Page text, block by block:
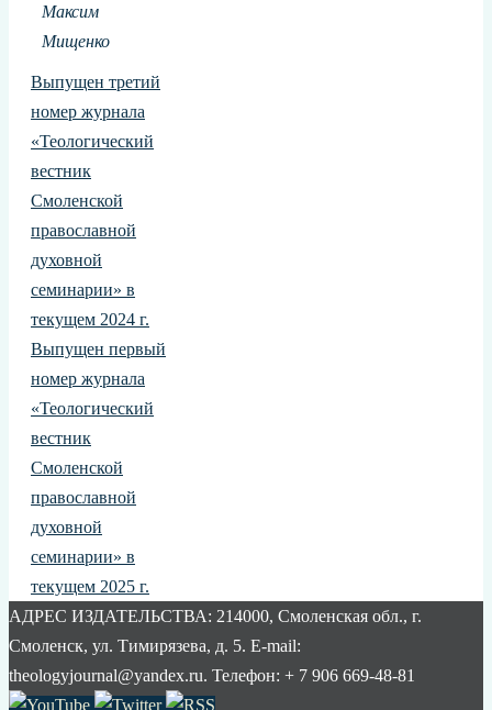
Максим
Мищенко
Выпущен третий
номер журнала
«Теологический
вестник
Смоленской
православной
духовной
семинарии» в
текущем 2024 г.
Выпущен первый
номер журнала
«Теологический
вестник
Смоленской
православной
духовной
семинарии» в
текущем 2025 г.
АДРЕС ИЗДАТЕЛЬСТВА: 214000, Смоленская обл., г.
Смоленск, ул. Тимирязева, д. 5. E-mail:
theologyjournal@yandex.ru. Телефон: + 7 906 669-48-81